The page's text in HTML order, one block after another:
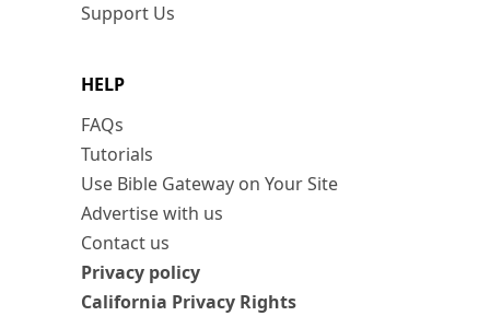
Support Us
HELP
FAQs
Tutorials
Use Bible Gateway on Your Site
Advertise with us
Contact us
Privacy policy
California Privacy Rights